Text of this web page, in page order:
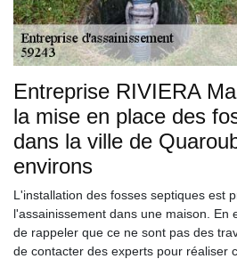
Entreprise RIVIERA
la mise en place des
dans la ville de
environs
L'installation des fosses septiques est
l'assainissement dans une maison. En
de rappeler que ce ne sont pas des
de contacter des experts pour réaliser